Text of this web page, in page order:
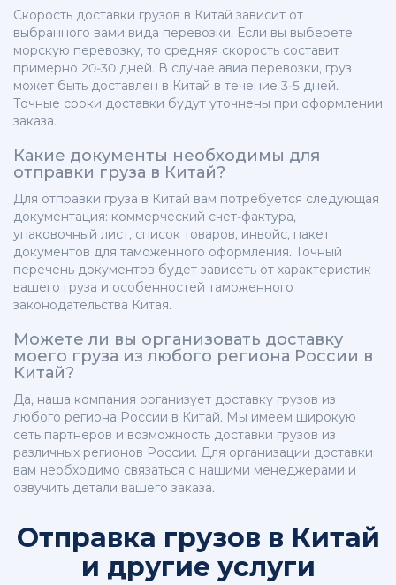
Скорость доставки грузов в Китай зависит от
выбранного вами вида перевозки. Если вы выберете
морскую перевозку, то средняя скорость составит
примерно 20-30 дней. В случае авиа перевозки, груз
может быть доставлен в Китай в течение 3-5 дней.
Точные сроки доставки будут уточнены при оформлении
заказа.
Какие документы необходимы для
отправки груза в Китай?
Для отправки груза в Китай вам потребуется следующая
документация: коммерческий счет-фактура,
упаковочный лист, список товаров, инвойс, пакет
документов для таможенного оформления. Точный
перечень документов будет зависеть от характеристик
вашего груза и особенностей таможенного
законодательства Китая.
Можете ли вы организовать доставку
моего груза из любого региона России в
Китай?
Да, наша компания организует доставку грузов из
любого региона России в Китай. Мы имеем широкую
сеть партнеров и возможность доставки грузов из
различных регионов России. Для организации доставки
вам необходимо связаться с нашими менеджерами и
озвучить детали вашего заказа.
Отправка грузов в Китай
и другие услуги